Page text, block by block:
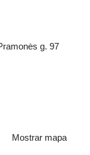
g. 97
Mostrar mapa